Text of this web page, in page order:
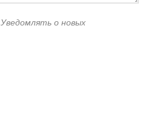
Уведомлять о новых